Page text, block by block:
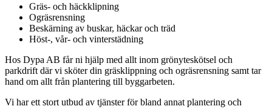
Gräs- och häckklipning
Ogräsrensning
Beskärning av buskar, häckar och träd
Höst-, vår- och vinterstädning
Hos Dypa AB får ni hjälp med allt inom grönyteskötsel och
parkdrift där vi sköter din gräsklippning och ogräsrensning samt tar
hand om allt från plantering till byggarbeten.
Vi har ett stort utbud av tjänster för bland annat plantering och